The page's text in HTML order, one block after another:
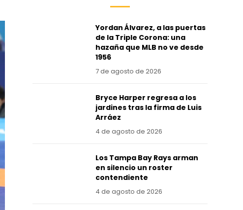
Yordan Álvarez, a las puertas
de la Triple Corona: una
hazaña que MLB no ve desde
1956
7 de agosto de 2026
Bryce Harper regresa a los
jardines tras la firma de Luis
Arráez
4 de agosto de 2026
Los Tampa Bay Rays arman
en silencio un roster
contendiente
4 de agosto de 2026